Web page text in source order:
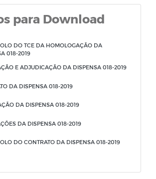
para Download
DO TCE DA HOMOLOGAÇÃO DA
018-2019
E ADJUDICAÇÃO DA DISPENSA 018-2019
DA DISPENSA 018-2019
DA DISPENSA 018-2019
DA DISPENSA 018-2019
DO CONTRATO DA DISPENSA 018-2019